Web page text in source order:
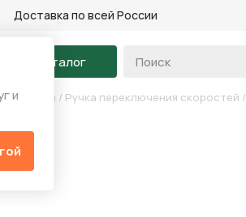
и
Доставка по всей России
Каталог
/ Ручка переключения скоростей /